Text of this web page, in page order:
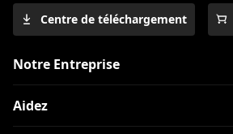
Centre de téléchargement
Notre Entreprise
Aidez